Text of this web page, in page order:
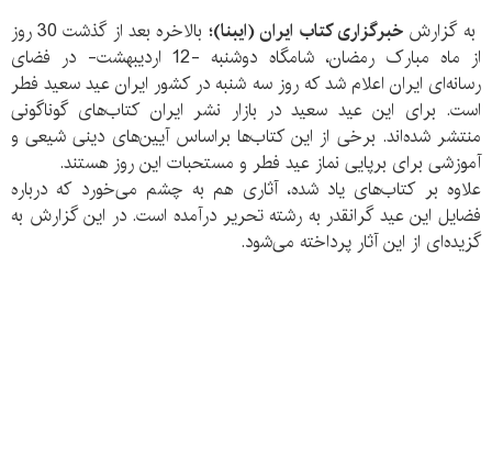
به گزارشخبرگزاری کتاب ایران (ایبنا)؛
بالاخره بعد از گذشت 30 روز
از ماه مبارک رمضان، شامگاه دوشنبه -12 اردیبهشت- در فضای
رسانه‌ای ایران اعلام شد که روز سه شنبه در کشور ایران عید سعید فطر
است. برای این عید سعید در بازار نشر ایران کتاب‌های گوناگونی
منتشر شده‌اند. برخی از این کتاب‌ها براساس آیین‌های دینی شیعی و
آموزشی برای برپایی نماز عید فطر و مستحبات این روز هستند.
علاوه بر کتاب‌های یاد شده، آثاری هم به چشم می‌خورد که درباره
فضایل این عید گرانقدر به رشته تحریر درآمده است. در این گزارش به
گزیده‌ای از این آثار پرداخته می‌شود.